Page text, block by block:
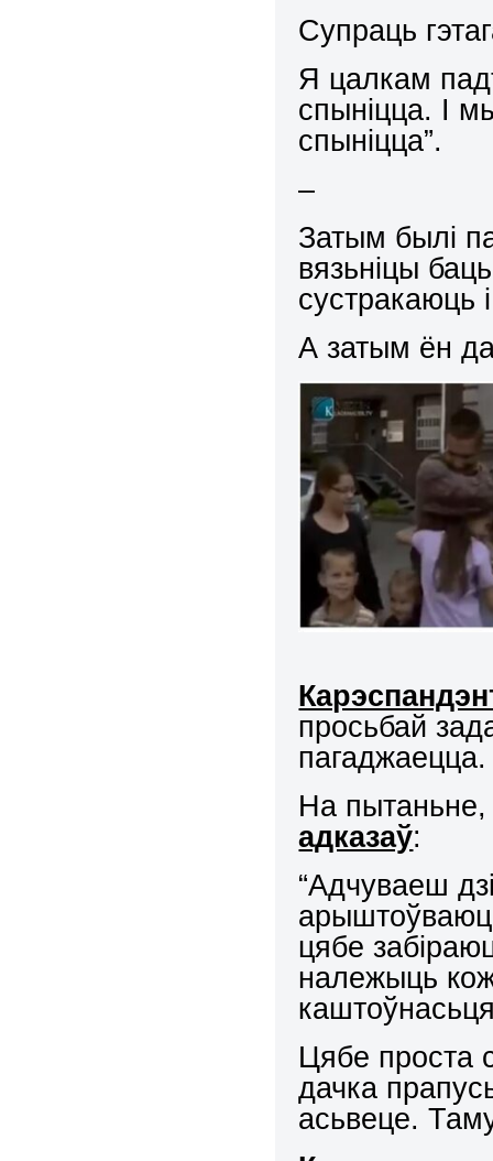
Супраць
Я цалкам
спыніцца. І
спыніцца”.
–
Затым былі
вязьніцы
сустракаюць
А затым ён
просьбай
пагаджаецца.
На
адказаў:
“Адчуваеш
цябе
належыць
Цябе проста
дачка
асьвеце.